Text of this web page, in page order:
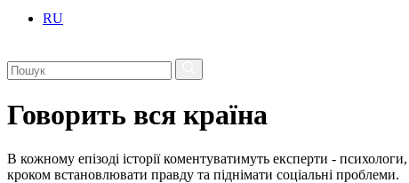
RU
Говорить вся країна
В кожному епізоді історії коментуватимуть експерти -
кроком встановлювати правду та піднімати соціальні проблеми.